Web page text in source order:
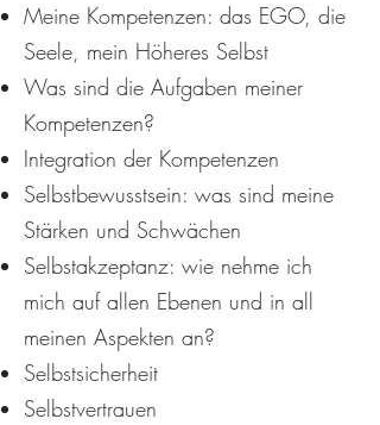
Meine Kompetenzen: das EGO, die
Seele, mein Höheres Selbst
Was sind die Aufgaben meiner
Kompetenzen?
Integration der Kompetenzen
Selbstbewusstsein: was sind meine
Stärken und Schwächen
Selbstakzeptanz: wie nehme ich
mich auf allen Ebenen und in all
meinen Aspekten an?
Selbstsicherheit
Selbstvertrauen